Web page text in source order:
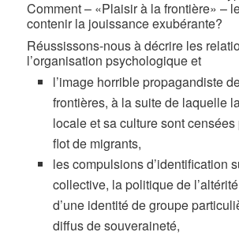
Comment – «Plaisir à la frontière» –
contenir la jouissance exubérante?
Réussissons-nous à décrire les
l’organisation psychologique et
l’image horrible propagandiste
frontières, à la suite de laquelle
locale et sa culture sont
flot de migrants,
les compulsions d’identification
collective, la politique de
d’une identité de groupe
diffus de souveraineté,